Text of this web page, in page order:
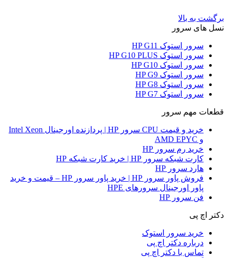
برگشت به بالا
نسل های سرور
سرور استوک HP G11
سرور استوک HP G10 PLUS
سرور استوک HP G10
سرور استوک HP G9
سرور استوک HP G8
سرور استوک HP G7
قطعات مهم سرور
خرید و قیمت CPU سرور HP | پردازنده اورجینال Intel Xeon
و AMD EPYC
خرید رم سرور HP
کارت شبکه سرور HP | خرید کارت شبکه HP
هارد سرور HP
فروش پاور سرور HP | خرید پاور سرور HP – قیمت و خرید
پاور اورجینال سرورهای HPE
فن سرور HP
دکتر اچ پی
خرید سرور استوک
درباره دکتر اچ پی
تماس با دکتر اچ پی